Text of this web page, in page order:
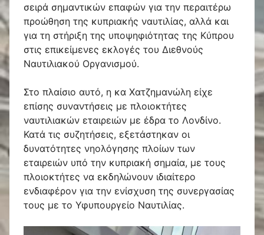
σειρά σημαντικών επαφών για την περαιτέρω
προώθηση της κυπριακής ναυτιλίας, αλλά και
για τη στήριξη της υποψηφιότητας της Κύπρου
στις επικείμενες εκλογές του Διεθνούς
Ναυτιλιακού Οργανισμού.
Στο πλαίσιο αυτό, η κα Χατζημανώλη είχε
επίσης συναντήσεις με πλοιοκτήτες
ναυτιλιακών εταιρειών με έδρα το Λονδίνο.
Κατά τις συζητήσεις, εξετάστηκαν οι
δυνατότητες νηολόγησης πλοίων των
εταιρειών υπό την κυπριακή σημαία, με τους
πλοιοκτήτες να εκδηλώνουν ιδιαίτερο
ενδιαφέρον για την ενίσχυση της συνεργασίας
τους με το Υφυπουργείο Ναυτιλίας.